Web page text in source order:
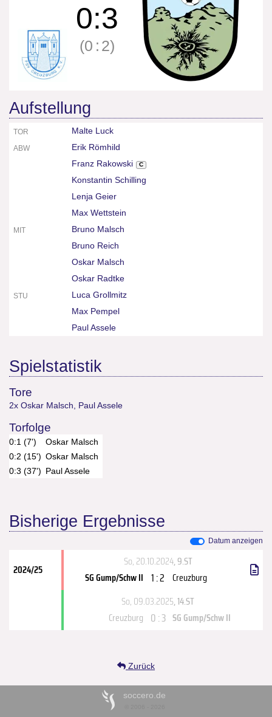
0:3
(0 : 2)
Aufstellung
TOR Malte Luck
ABW
Erik Römhild
Franz Rakowski
C
Konstantin Schilling
Lenja Geier
Max Wettstein
MIT
Bruno Malsch
Bruno Reich
Oskar Malsch
Oskar Radtke
STU
Luca Grollmitz
Max Pempel
Paul Assele
Spielstatistik
Tore
2x Oskar Malsch Paul Assele
Torfolge
0:1 (7')
Oskar Malsch
0:2 (15') Oskar Malsch
0:3 (37') Paul Assele
Bisherige Ergebnisse
Datum anzeigen
2024/25
So, 20.10.2024, 9.ST
SG Gump/Schw II 1 : 2 Creuzburg
So, 09.03.2025, 14.ST
Creuzburg 0 : 3 SG Gump/Schw II
Zurück
soccero.de